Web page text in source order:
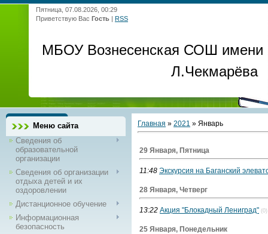
Пятница, 07.08.2026, 00:29
Приветствую Вас Гость | RSS
МБОУ Вознесенская СОШ имени
Л.Чекмарёва
Меню сайта
Сведения об
образовательной
организации
Сведения об организации
отдыха детей и их
оздоровлении
Дистанционное обучение
Информационная
безопасность
Главная » 2021 » Январь
29 Января, Пятница
11:48 Экскурсия на Баганский
28 Января, Четверг
13:22 Акция "Блокадный Лениград" (0)
25 Января, Понедельник